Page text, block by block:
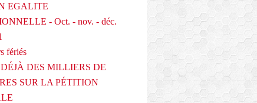
EGALITE
- Oct. - nov. - déc.
fériés
DES MILLIERS DE
SUR LA PÉTITION